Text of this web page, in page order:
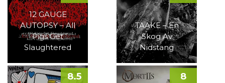
12 GAUGE
AUTOPSY – All
Pigs Get
Slaughtered
TAAKE – En
Skog Av
Nidstang
8.5 8